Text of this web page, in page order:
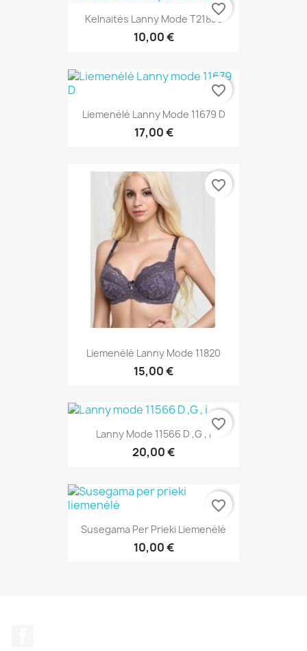
Kelnaitės Lanny Mode T21830
10,00 €
favorite_border
Liemenėlė Lanny Mode 11679 D
17,00 €
favorite_border
Liemenėlė Lanny Mode 11820
15,00 €
favorite_border
Lanny Mode 11566 D ,G , I
20,00 €
favorite_border
Susegama Per Prieki Liemenėlė
10,00 €
favorite_border